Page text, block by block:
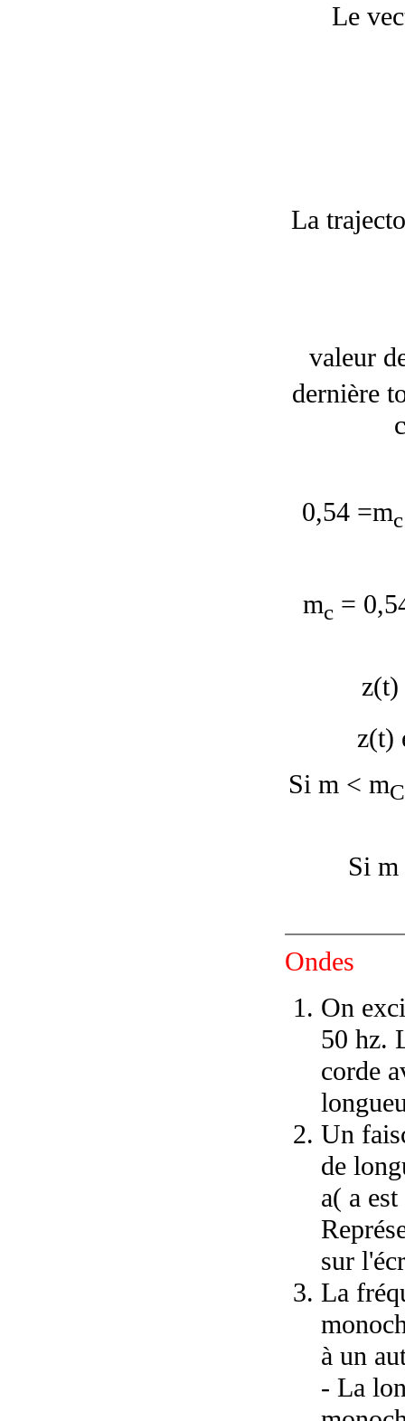
Le
La
valeur
dernière
0,54 =mc
mc =
z(t)
Si m < mC
Si
Ondes
On
50 hz.
corde
Un
de
a( a
sur
La
à un
- La